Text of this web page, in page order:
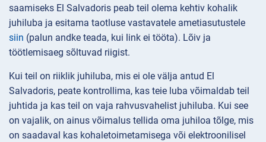
saamiseks El Salvadoris peab teil olema kehtiv kohalik
juhiluba ja esitama taotluse vastavatele ametiasutustele
siin (palun andke teada, kui link ei tööta). Lõiv ja
töötlemisaeg sõltuvad riigist.
Kui teil on riiklik juhiluba, mis ei ole välja antud El
Salvadoris, peate kontrollima, kas teie luba võimaldab teil
juhtida ja kas teil on vaja rahvusvahelist juhiluba. Kui see
on vajalik, on ainus võimalus tellida oma juhiloa tõlge, mis
on saadaval kas kohaletoimetamisega või elektroonilisel